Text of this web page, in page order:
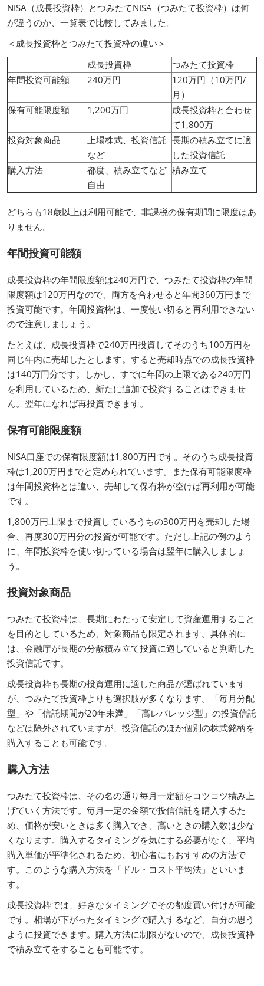
NISA（成長投資枠）とつみたてNISA（つみたて投資枠）は何
が違うのか、一覧表で比較してみました。
＜成長投資枠とつみたて投資枠の違い＞
成長投資枠
つみたて投資枠
年間投資可能額
240万円
120万円（10万円/
月）
保有可能限度額
1,200万円
成長投資枠と合わせ
て1,800万
投資対象商品
上場株式、投資信託
など
長期の積み立てに適
した投資信託
購入方法
都度、積み立てなど
自由
積み立て
どちらも18歳以上は利用可能で、非課税の保有期間に限度はあ
りません。
年間投資可能額
成長投資枠の年間限度額は240万円で、つみたて投資枠の年間
限度額は120万円なので、両方を合わせると年間360万円まで
投資可能です。年間投資枠は、一度使い切ると再利用できない
ので注意しましょう。
たとえば、成長投資枠で240万円投資してそのうち100万円を
同じ年内に売却したとします。すると売却時点での成長投資枠
は140万円分です。しかし、すでに年間の上限である240万円
を利用しているため、新たに追加で投資することはできませ
ん。翌年になれば再投資できます。
保有可能限度額
NISA口座での保有限度額は1,800万円です。そのうち成長投資
枠は1,200万円までと定められています。また保有可能限度枠
は年間投資枠とは違い、売却して保有枠が空けば再利用が可能
です。
1,800万円上限まで投資しているうちの300万円を売却した場
合、再度300万円分の投資が可能です。ただし上記の例のよう
に、年間投資枠を使い切っている場合は翌年に購入しましょ
う。
投資対象商品
つみたて投資枠は、長期にわたって安定して資産運用すること
を目的としているため、対象商品も限定されます。具体的に
は、金融庁が長期の分散積み立て投資に適していると判断した
投資信託です。
成長投資枠も長期の投資運用に適した商品が選ばれています
が、つみたて投資枠よりも選択肢が多くなります。「毎月分配
型」や「信託期間が20年未満」「高レバレッジ型」の投資信託
などは除外されていますが、投資信託のほか個別の株式銘柄を
購入することも可能です。
購入方法
つみたて投資枠は、その名の通り毎月一定額をコツコツ積み上
げていく方法です。毎月一定の金額で投信信託を購入するた
め、価格が安いときは多く購入でき、高いときの購入数は少な
くなります。購入するタイミングを気にする必要がなく、平均
購入単価が平準化されるため、初心者にもおすすめの方法で
す。このような購入方法を「ドル・コスト平均法」といいま
す。
成長投資枠では、好きなタイミングでその都度買い付けが可能
です。相場が下がったタイミングで購入するなど、自分の思う
ように投資できます。購入方法に制限がないので、成長投資枠
で積み立てをすることも可能です。